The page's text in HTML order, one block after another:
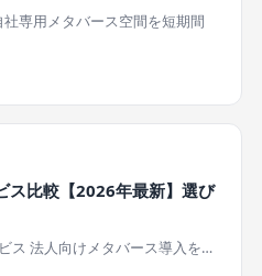
専用メタバース空間を短期間
ス比較【2026年最新】選び
ス 法人向けメタバース導入を…